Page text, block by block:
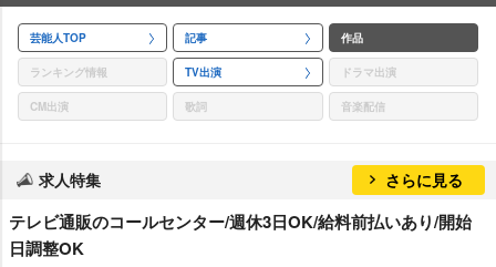
芸能人TOP 記事 作品
ランキング情報 TV出演 ドラマ出演
CM出演 歌詞 音楽配信
求人特集 さらに見る
テレビ通販のコールセンター/週休3日OK/給料前払いあり/開始
日調整OK